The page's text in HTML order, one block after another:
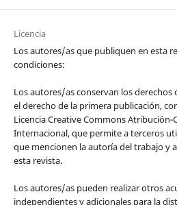
Licencia
Los autores/as que publiquen en esta
condiciones:
Los autores/as conservan los derechos
el derecho de la primera publicación,
Licencia Creative Commons
Internacional, que permite a terceros
que mencionen la autoría del trabajo y
esta revista.
Los autores/as pueden realizar otros
independientes y adicionales para la